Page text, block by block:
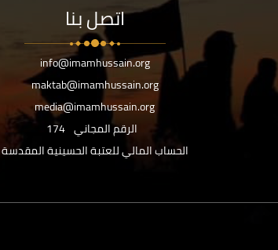
اتصل بنا
info@imamhussain.org
maktab@imamhussain.org
media@imamhussain.org
الرقم المجاني 174
الحساب المالي للعتبة الحسينية المقدسة